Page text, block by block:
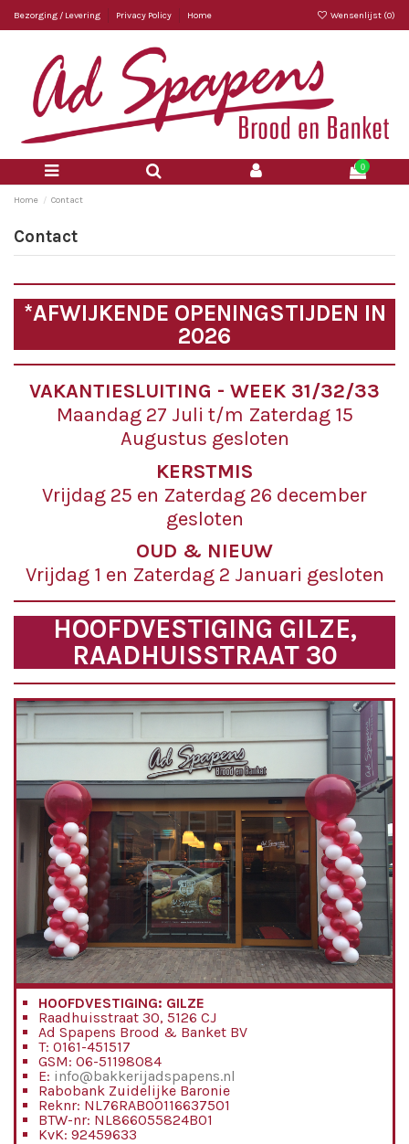
Bezorging / Levering Privacy Policy Home Wensenlijst (0)
0
Home Contact
Contact
*AFWIJKENDE OPENINGSTIJDEN IN
2026
VAKANTIESLUITING - WEEK 31/32/33
Maandag 27 Juli t/m Zaterdag 15
Augustus gesloten
KERSTMIS
Vrijdag 25 en Zaterdag 26 december
gesloten
OUD & NIEUW
Vrijdag 1 en Zaterdag 2 Januari gesloten
HOOFDVESTIGING GILZE,
RAADHUISSTRAAT 30
HOOFDVESTIGING: GILZE
Raadhuisstraat 30, 5126 CJ
Ad Spapens Brood & Banket BV
T: 0161-451517
GSM: 06-51198084
E: info@bakkerijadspapens.nl
Rabobank Zuidelijke Baronie
Reknr: NL76RABO0116637501
BTW-nr: NL866055824B01
KvK: 92459633